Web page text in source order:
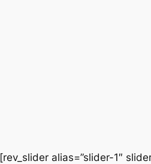
[rev_slider alias=”slider-1″